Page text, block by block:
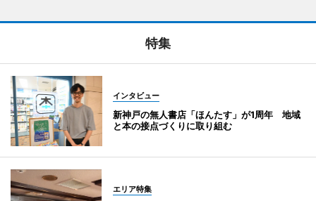
特集
インタビュー
新神戸の無人書店「ほんたす」が1周年 地域
と本の接点づくりに取り組む
エリア特集